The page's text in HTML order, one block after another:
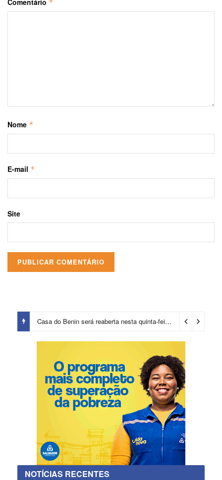
*
Nome *
E-mail *
Site
Casa do Benin será reaberta nesta quinta-feira (6) 8 horas ago
NOTÍCIAS RECENTES